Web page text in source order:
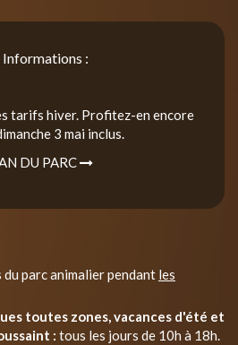
Informations :
tarifs hiver. Profitez-en encore
3 mai inclus.
DU PARC
parc animalier pendant les
toutes zones, vacances d'été et
: tous les jours de 10h à 18h.